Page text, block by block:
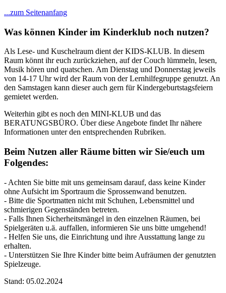
...zum Seitenanfang
Was können Kinder im Kinderklub noch nutzen?
Als Lese- und Kuschelraum dient der KIDS-KLUB. In diesem
Raum könnt ihr euch zurückziehen, auf der Couch lümmeln, lesen,
Musik hören und quatschen. Am Dienstag und Donnerstag jeweils
von 14-17 Uhr wird der Raum von der Lernhilfegruppe genutzt. An
den Samstagen kann dieser auch gern für Kindergeburtstagsfeiern
gemietet werden.
Weiterhin gibt es noch den MINI-KLUB und das
BERATUNGSBÜRO. Über diese Angebote findet Ihr nähere
Informationen unter den entsprechenden Rubriken.
Beim Nutzen aller Räume bitten wir Sie/euch um
Folgendes:
- Achten Sie bitte mit uns gemeinsam darauf, dass keine Kinder
ohne Aufsicht im Sportraum die Sprossenwand benutzen.
- Bitte die Sportmatten nicht mit Schuhen, Lebensmittel und
schmierigen Gegenständen betreten.
- Falls Ihnen Sicherheitsmängel in den einzelnen Räumen, bei
Spielgeräten u.ä. auffallen, informieren Sie uns bitte umgehend!
- Helfen Sie uns, die Einrichtung und ihre Ausstattung lange zu
erhalten.
- Unterstützen Sie Ihre Kinder bitte beim Aufräumen der genutzten
Spielzeuge.
Stand: 05.02.2024